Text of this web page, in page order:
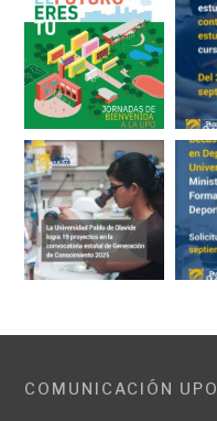
COMUNICACIÓN UPO